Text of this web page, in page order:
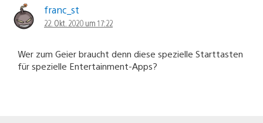
franc_st
22. Okt. 2020 um 17:22
Wer zum Geier braucht denn diese spezielle Starttasten
für spezielle Entertainment-Apps?